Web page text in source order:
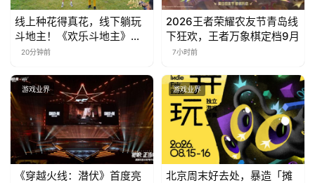
线上种花得真花，线下躺玩
斗地主！《欢乐斗地主》欢
乐中国行·云南站精彩盘点
20分钟前
2026王者荣耀农友节青岛线
下狂欢，王者万象棋定档9月
7小时前
游戏业界
《穿越火线：潜伏》首度亮
游戏业界
北京周末好去处，暴造「摊